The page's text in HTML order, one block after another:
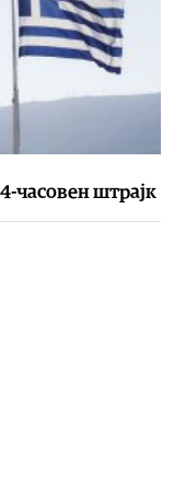
часовен штрајк